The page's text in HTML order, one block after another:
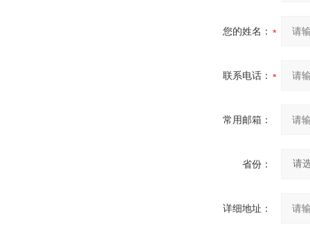
您的姓名：
联系电话：
常用邮箱：
省份：
详细地址：